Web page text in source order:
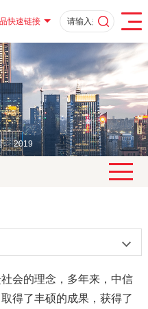
快速链接
· 2019
会的理念，多年来，中信
得了丰硕的成果，获得了